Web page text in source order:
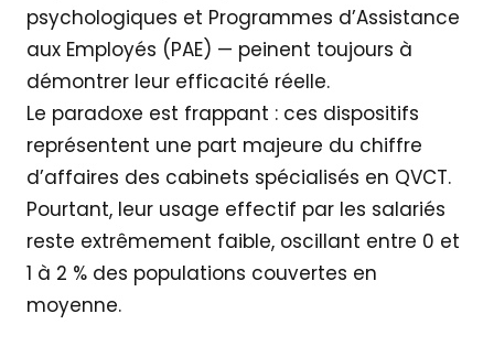
psychologiques et Programmes d’Assistance
aux Employés (PAE) — peinent toujours à
démontrer leur efficacité réelle.
Le paradoxe est frappant : ces dispositifs
représentent une part majeure du chiffre
d’affaires des cabinets spécialisés en QVCT.
Pourtant, leur usage effectif par les salariés
reste extrêmement faible, oscillant entre 0 et
1 à 2 % des populations couvertes en
moyenne.